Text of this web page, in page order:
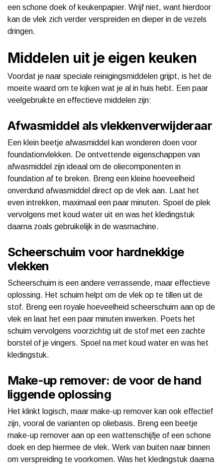
een schone doek of keukenpapier. Wrijf niet, want hierdoor
kan de vlek zich verder verspreiden en dieper in de vezels
dringen.
Middelen uit je eigen keuken
Voordat je naar speciale reinigingsmiddelen grijpt, is het de
moeite waard om te kijken wat je al in huis hebt. Een paar
veelgebruikte en effectieve middelen zijn:
Afwasmiddel als vlekkenverwijderaar
Een klein beetje afwasmiddel kan wonderen doen voor
foundationvlekken. De ontvettende eigenschappen van
afwasmiddel zijn ideaal om de oliecomponenten in
foundation af te breken. Breng een kleine hoeveelheid
onverdund afwasmiddel direct op de vlek aan. Laat het
even intrekken, maximaal een paar minuten. Spoel de plek
vervolgens met koud water uit en was het kledingstuk
daarna zoals gebruikelijk in de wasmachine.
Scheerschuim voor hardnekkige
vlekken
Scheerschuim is een andere verrassende, maar effectieve
oplossing. Het schuim helpt om de vlek op te tillen uit de
stof. Breng een royale hoeveelheid scheerschuim aan op de
vlek en laat het een paar minuten inwerken. Poets het
schuim vervolgens voorzichtig uit de stof met een zachte
borstel of je vingers. Spoel na met koud water en was het
kledingstuk.
Make-up remover: de voor de hand
liggende oplossing
Het klinkt logisch, maar make-up remover kan ook effectief
zijn, vooral de varianten op oliebasis. Breng een beetje
make-up remover aan op een wattenschijfje of een schone
doek en dep hiermee de vlek. Werk van buiten naar binnen
om verspreiding te voorkomen. Was het kledingstuk daarna